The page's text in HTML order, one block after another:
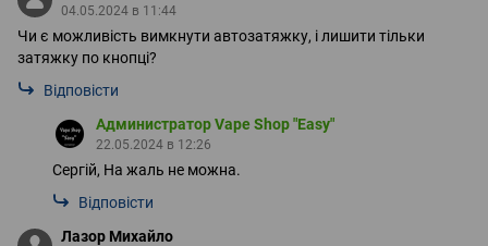
04.05.2024 в 11:44
Чи є можливість вимкнути автозатяжку, і лишити тільки
затяжку по кнопці?
Відповісти
Администратор Vape Shop "Easy"
22.05.2024 в 12:26
Сергій, На жаль не можна.
Відповісти
Лазор Михайло